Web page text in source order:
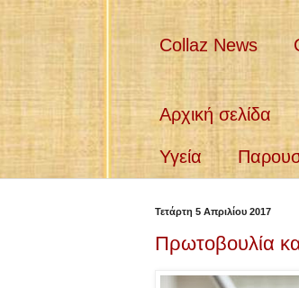
Collaz News
Αρχική σελίδα
Υγεία
Τετάρτη 5 Απριλίου 2017
Πρωτοβουλία